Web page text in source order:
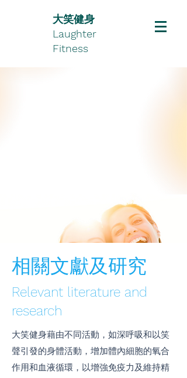
大笑健身
Laughter
Fitness
相關文獻及研究
Relevant literature and
research
大笑健身藉由不同活動，如深呼吸和以笑
聲引發的身體活動，增加體內細胞的氧合
作用和血液循環，以增強免疫力及維持精